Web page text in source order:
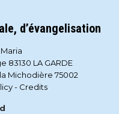
d’évangelisation
83130 LA GARDE
Michodière 75002
- Credits